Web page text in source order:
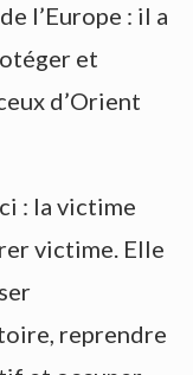
l’Europe : il a
et
d’Orient
: la victime
victime. Elle
reprendre